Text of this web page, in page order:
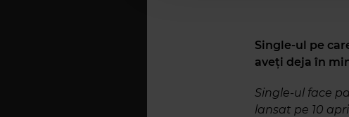
Single-ul pe
aveți deja în
Single-ul face
lansat pe 10